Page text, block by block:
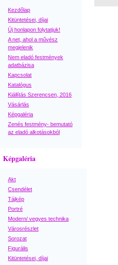
Kezdőlap
Kitüntetései, díjai
Új honlapon folytatjuk!
A net, ahol a művész
megjelenik
Nem eladó festmények
adatbázisa
Kapcsolat
Katalógus
Kiállítás Szerencsen, 2016
Vásárlás
Képgaléria
Zenés festmény- bemutató
az eladó alkotásokból
Képgaléria
Akt
Csendélet
Tájkép
Portré
Modern/ vegyes technika
Városrészlet
Sorozat
Figurális
Kitüntetései, díjai